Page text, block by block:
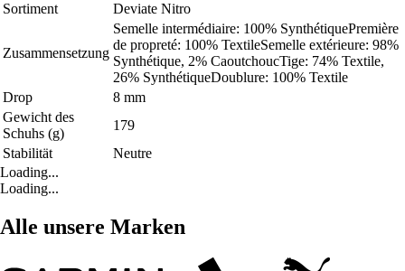
Sortiment
Deviate Nitro
Zusammensetzung
Semelle intermédiaire: 100% SynthétiquePremière
de propreté: 100% TextileSemelle extérieure: 98%
Synthétique, 2% CaoutchoucTige: 74% Textile,
26% SynthétiqueDoublure: 100% Textile
Drop
8 mm
Gewicht des
Schuhs (g)
179
Stabilität
Neutre
Loading...
Loading...
Alle unsere Marken